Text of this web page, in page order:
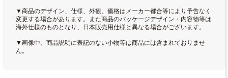
▼商品のデザイン、仕様、外観、価格はメーカー都合等により予告なく
変更する場合があります。また商品のパッケージデザイン・内容物等は
海外仕様のものとなり、日本販売用仕様と異なる場合がございます。
▼画像中、商品説明に表記のない小物等は商品には含まれておりませ
ん。